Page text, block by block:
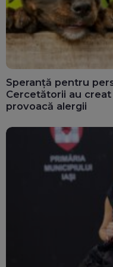
Speranță pentru
Cercetătorii au
provoacă alergii